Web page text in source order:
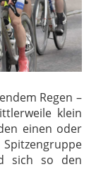
Regen –
klein
einen oder
sich so den